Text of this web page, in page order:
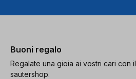
Buoni regalo
Regalate una gioia ai vostri cari con
sautershop.